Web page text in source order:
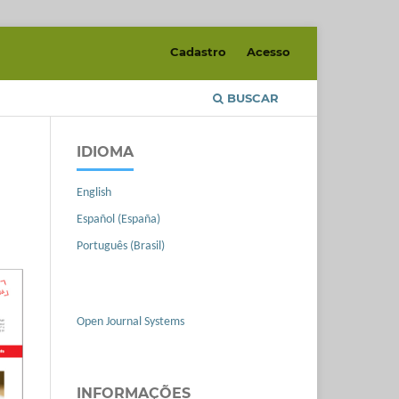
BUSCAR
Cadastro Acesso
IDIOMA
English
Español (España)
Português (Brasil)
Open Journal Systems
INFORMAÇÕES